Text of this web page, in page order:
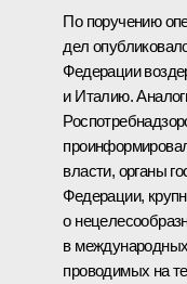
По поручению
дел
Федерации
и Италию.
власти, органы
Федерации,
о
в
проводимых на